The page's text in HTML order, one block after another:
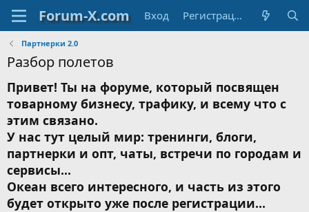
Вход Регистрация
Партнерки 2.0
Разбор полетов
Привет! Ты на форуме, который посвящен
товарному бизнесу, трафику, и всему что с
этим связано.
У нас тут целый мир: тренинги, блоги,
партнерки и опт, чаты, встречи по городам и
сервисы...
Океан всего интересного, и часть из этого
будет открыто уже после регистрации...